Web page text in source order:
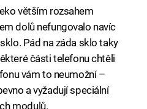
větším rozsahem
dolů nefungovalo navíc
Pád na záda sklo taky
části telefonu chtěli
vám to neumožní –
a vyžadují speciální
modulů.